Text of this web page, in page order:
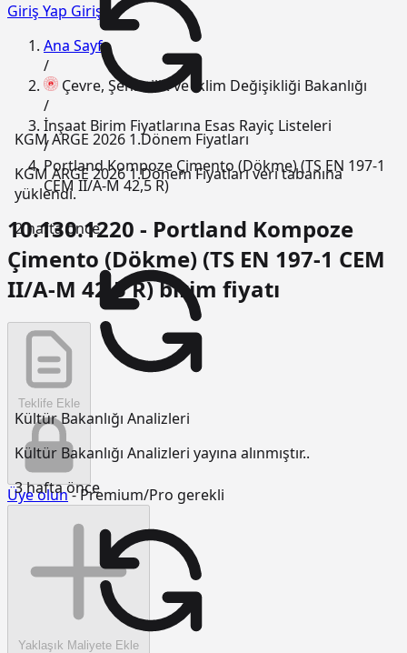
KGM ARGE 2026 1.Dönem Fiyatları
KGM ARGE 2026 1.Dönem Fiyatları veri tabanına
yüklendi.
2 hafta önce
Kültür Bakanlığı Analizleri
Kültür Bakanlığı Analizleri yayına alınmıştır..
3 hafta önce
Giriş Yap Giriş
Ana Sayfa
/
Çevre, Şehircilik ve İklim Değişikliği Bakanlığı
/
İnşaat Birim Fiyatlarına Esas Rayiç Listeleri
/
Portland Kompoze Çimento (Dökme) (TS EN 197-1
CEM II/A-M 42,5 R)
10.130.1220 - Portland Kompoze
Çimento (Dökme) (TS EN 197-1 CEM
II/A-M 42,5 R) birim fiyatı
Teklife Ekle
Üye olun- Premium/Pro gerekli
Yaklaşık Maliyete Ekle